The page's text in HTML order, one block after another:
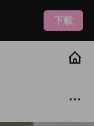
下載